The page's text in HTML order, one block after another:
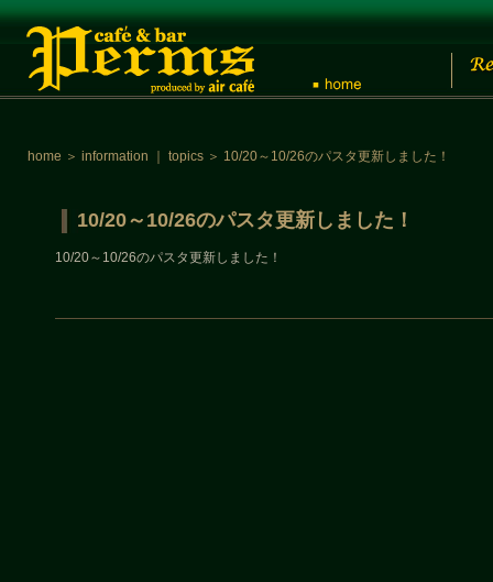
home ＞ information topics ＞ 10/20～10/26のパスタ更新しました！
10/20～10/26のパスタ更新しました！
10/20～10/26のパスタ更新しました！